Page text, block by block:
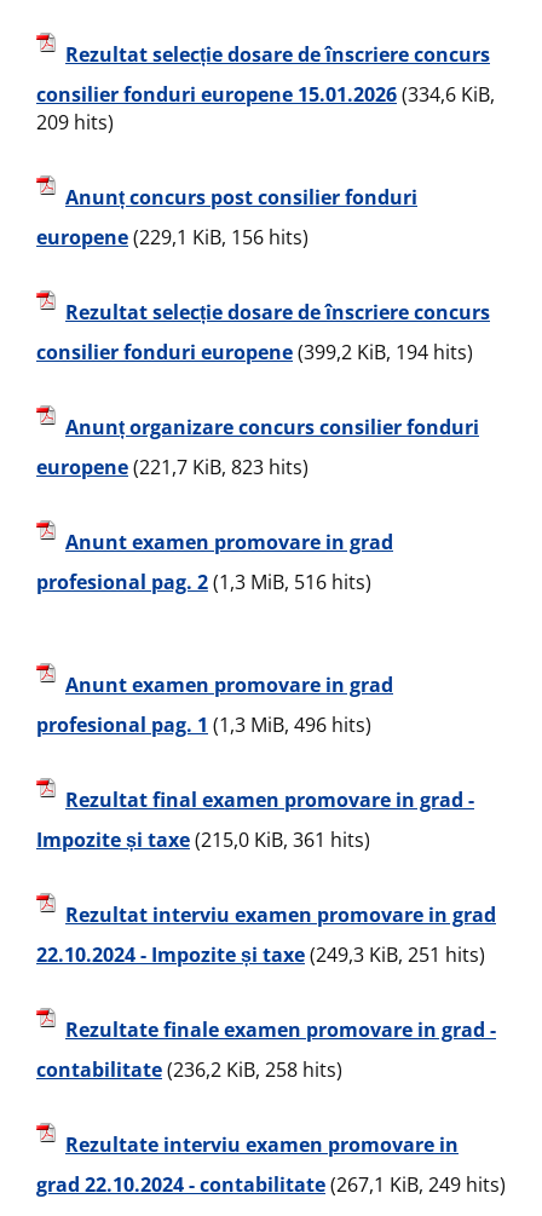
Rezultat selecție dosare de înscriere concurs
consilier fonduri europene 15.01.2026(334,6 KiB,
209 hits)
Anunț concurs post consilier fonduri
europene(229,1 KiB, 156 hits)
Rezultat selecție dosare de înscriere concurs
consilier fonduri europene(399,2 KiB, 194 hits)
Anunț organizare concurs consilier fonduri
europene(221,7 KiB, 823 hits)
Anunt examen promovare in grad
profesional pag. 2(1,3 MiB, 516 hits)
Anunt examen promovare in grad
profesional pag. 1 (1,3 MiB, 496 hits)
Rezultat final examen promovare in grad -
Impozite și taxe(215,0 KiB, 361 hits)
Rezultat interviu examen promovare in grad
22.10.2024 - Impozite și taxe(249,3 KiB, 251 hits)
Rezultate finale examen promovare in grad -
contabilitate(236,2 KiB, 258 hits)
Rezultate interviu examen promovare in
grad 22.10.2024 - contabilitate(267,1 KiB, 249 hits)